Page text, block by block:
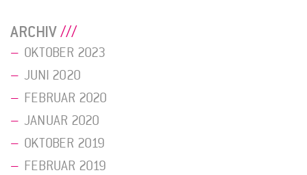
ARCHIV
OKTOBER 2023
JUNI 2020
FEBRUAR 2020
JANUAR 2020
OKTOBER 2019
FEBRUAR 2019